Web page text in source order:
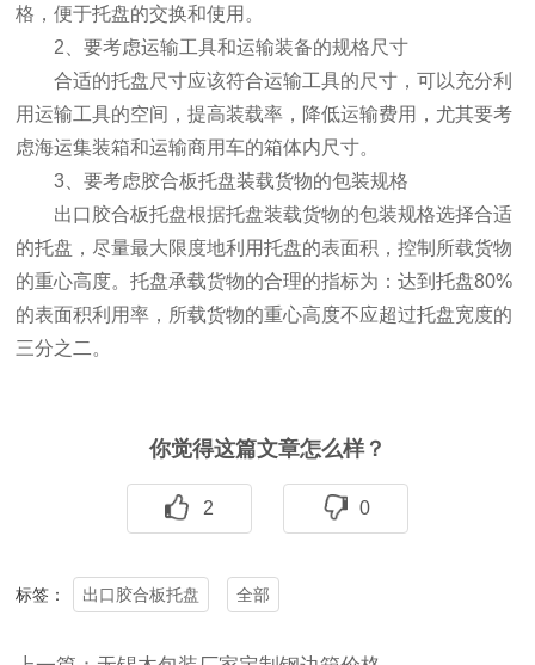
格，便于托盘的交换和使用。
2、要考虑运输工具和运输装备的规格尺寸
合适的托盘尺寸应该符合运输工具的尺寸，可以充分利
用运输工具的空间，提高装载率，降低运输费用，尤其要考
虑海运集装箱和运输商用车的箱体内尺寸。
3、要考虑胶合板托盘装载货物的包装规格
出口胶合板托盘根据托盘装载货物的包装规格选择合适
的托盘，尽量最大限度地利用托盘的表面积，控制所载货物
的重心高度。托盘承载货物的合理的指标为：达到托盘80%
的表面积利用率，所载货物的重心高度不应超过托盘宽度的
三分之二。
你觉得这篇文章怎么样？
2 0
标签： 出口胶合板托盘 全部